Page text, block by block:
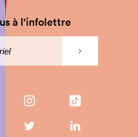
à l'infolettre